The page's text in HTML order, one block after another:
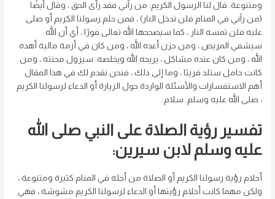
ومتنوعة. قال لنا الرسول الكريم: من رآني فقد رأى الحق ، وقال أيضًا
(من رآني في المنام فلن تدخل النار) ، فمن حلم رسولنا الكريم أو صلى
عليه فلن تمسه النار ، كما سيصححها الله تعالى فورًا ، أي أن الله
سيشفي المريض ، ومن حزن أعده الله ، ومن كان في أزمة مالية أهده
الله ، ومن كان عنده مشاكل ، يريحه الله ويخلصه. سيزول محنته ، ومن
كانت حامل ستلد قريبًا ، وما إلى ذلك ، فنحن نقدم لك في هذا المقال
أهم الاستفسارات والأسئلة الواردة حول الزيارة أو الدعاء لرسولنا الكريم
، صلى الله عليه وسلم. سلام.
تفسير رؤية الصلاة على النبي صلى الله
عليه وسلم لابن سيرين:
أحلام رؤية رسولنا الكريم أو الصلاة من أجله في المنام كثيرة ومتنوعة ،
ولكن مهما كانت أحلام رؤيتها أو الدعاء لرسولنا الكريم مشوشة ، فهي